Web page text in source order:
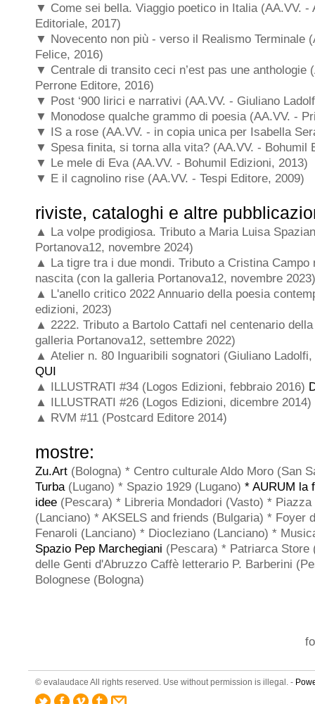
▼ Come sei bella. Viaggio poetico in Italia (AA.VV. -
Editoriale, 2017)
▼ Novecento non più - verso il Realismo Terminale
Felice, 2016)
▼ Centrale di transito ceci n’est pas une anthologie
Perrone Editore, 2016)
▼ Post ‘900 lirici e narrativi (AA.VV. - Giuliano
▼ Monodose qualche grammo di poesia (AA.VV. -
▼ IS a rose (AA.VV. - in copia unica per Isabella
▼ Spesa finita, si torna alla vita? (AA.VV. - Bohumil
▼ Le mele di Eva (AA.VV. - Bohumil Edizioni, 2013)
▼ E il cagnolino rise (AA.VV. - Tespi Editore, 2009)
riviste, cataloghi e altre
▲ La volpe prodigiosa. Tributo a Maria Luisa
Portanova12, novembre 2024)
▲ La tigre tra i due mondi. Tributo a Cristina Campo
nascita (con la galleria Portanova12, novembre 2023)
▲ L'anello critico 2022 Annuario della poesia
edizioni, 2023)
▲ 2222. Tributo a Bartolo Cattafi nel centenario
galleria Portanova12, settembre 2022)
▲ Atelier n. 80 Inguaribili sognatori (Giuliano
QUI
▲ ILLUSTRATI #34 (Logos Edizioni, febbraio 2016)
▲ ILLUSTRATI #26 (Logos Edizioni, dicembre 2014)
▲ RVM #11 (Postcard Editore 2014)
mostre:
Zu.Art (Bologna) * Centro culturale Aldo Moro (San
Turba(Lugano) * Spazio 1929 (Lugano) * AURUM la
idee (Pescara) * Libreria Mondadori (Vasto) *
(Lanciano) * AKSELS and friends (Bulgaria) * Foyer
Fenaroli (Lanciano) * Diocleziano (Lanciano) *
Spazio Pep Marchegiani (Pescara) * Patriarca Store
delle Genti d'Abruzzo Caffè letterario P. Barberini
Bolognese (Bologna)
© evalaudace All rights reserved. Use without permission is illegal. -